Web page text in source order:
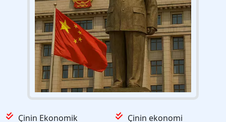
Çinin Ekonomik
Çinin ekonomi